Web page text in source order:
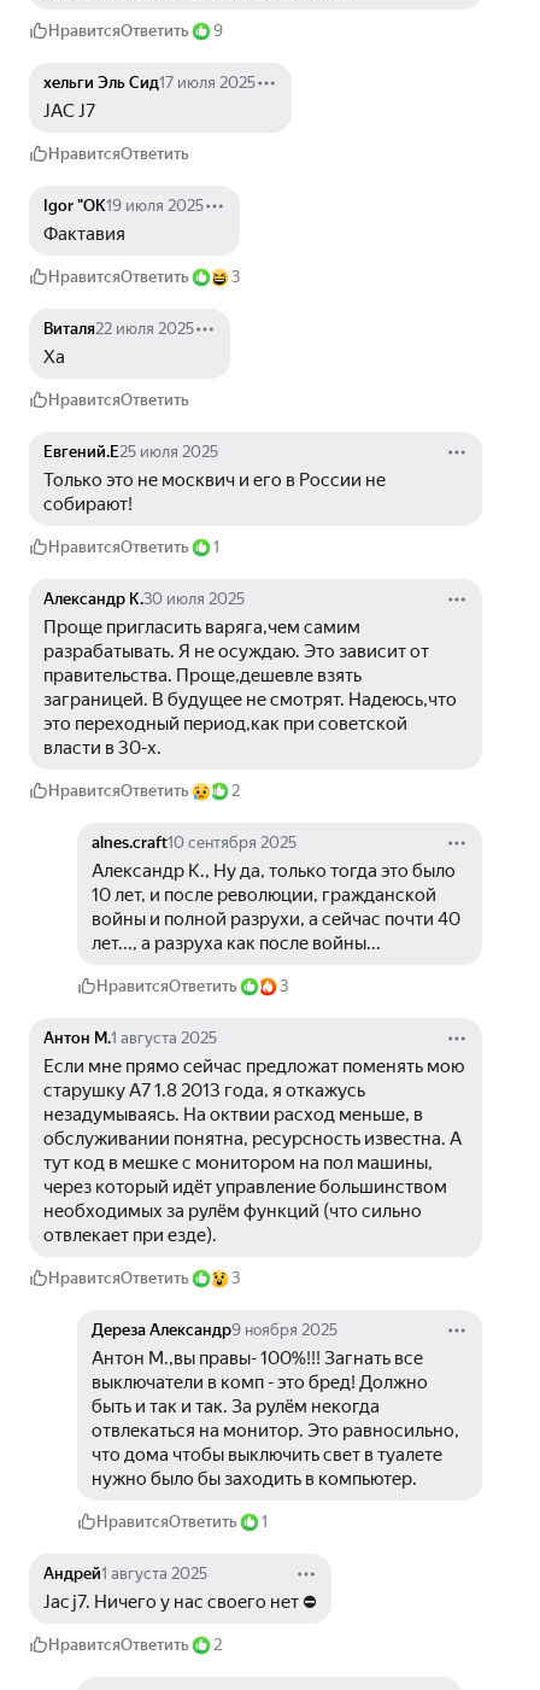
НравитсяОтветить 9
хельги Эль Сид17 июля 2025
JAC J7
НравитсяОтветить
Igor "OK19 июля 2025
Фактавия
НравитсяОтветить 3
Виталя22 июля 2025
Ха
НравитсяОтветить
Евгений.Е25 июля 2025
Только это не москвич и его в России не
собирают!
НравитсяОтветить 1
Александр К.30 июля 2025
Проще пригласить варяга,чем самим
разрабатывать. Я не осуждаю. Это зависит от
правительства. Проще,дешевле взять
заграницей. В будущее не смотрят. Надеюсь,что
это переходный период,как при советской
власти в 30-х.
НравитсяОтветить 2
alnes.craft10 сентября 2025
Александр К., Ну да, только тогда это было
10 лет, и после революции, гражданской
войны и полной разрухи, а сейчас почти 40
лет..., а разруха как после войны...
НравитсяОтветить 3
Антон М.1 августа 2025
Если мне прямо сейчас предложат поменять мою
старушку А7 1.8 2013 года, я откажусь
незадумываясь. На октвии расход меньше, в
обслуживании понятна, ресурсность известна. А
тут код в мешке с монитором на пол машины,
через который идёт управление большинством
необходимых за рулём функций (что сильно
отвлекает при езде).
НравитсяОтветить 3
Дереза Александр9 ноября 2025
Антон М.,вы правы- 100%!!! Загнать все
выключатели в комп - это бред! Должно
быть и так и так. За рулём некогда
отвлекаться на монитор. Это равносильно,
что дома чтобы выключить свет в туалете
нужно было бы заходить в компьютер.
НравитсяОтветить 1
Андрей1 августа 2025
Jac j7. Ничего у нас своего нет ⛔
НравитсяОтветить 2